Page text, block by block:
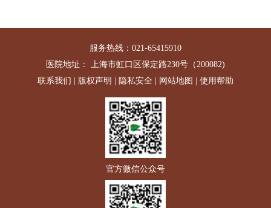
服务热线：021-65415910
医院地址： 上海市虹口区保定路230号（200082)
联系我们
版权声明 隐私安全 网站地图 使用帮助
官方微信公众号